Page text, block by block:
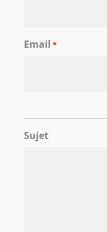
Email *
Sujet